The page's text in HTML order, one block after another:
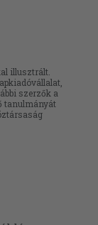
illusztrált.
szerzők a
tanulmányát